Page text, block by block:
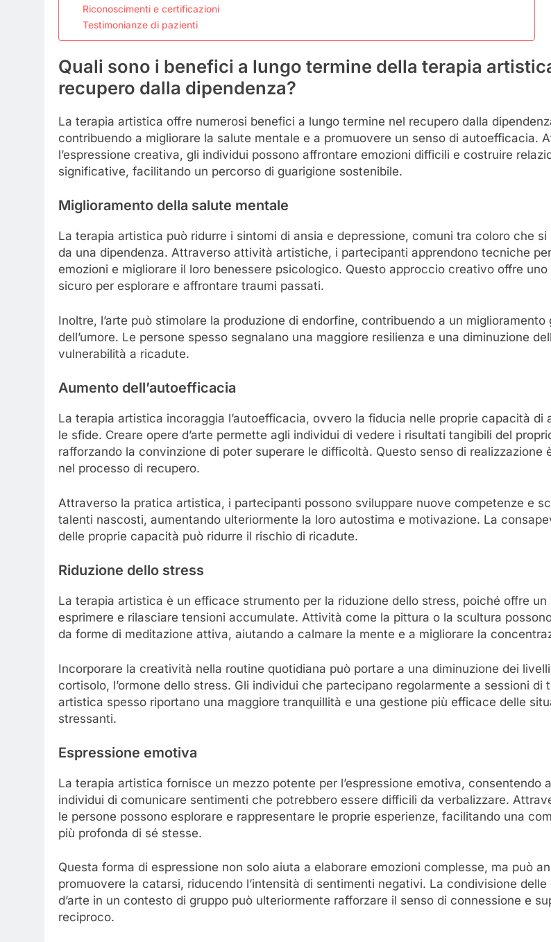
Riconoscimenti e certificazioni
Testimonianze di pazienti
Quali sono i benefici a lungo termine della terapia
recupero dalla dipendenza?
La terapia artistica offre numerosi benefici a lungo termine nel recupero dalla
contribuendo a migliorare la salute mentale e a promuovere un senso di autoefficacia.
l’espressione creativa, gli individui possono affrontare emozioni difficili e costruire
significative, facilitando un percorso di guarigione sostenibile.
Miglioramento della salute mentale
La terapia artistica può ridurre i sintomi di ansia e depressione, comuni tra coloro che si
da una dipendenza. Attraverso attività artistiche, i partecipanti apprendono tecniche
emozioni e migliorare il loro benessere psicologico. Questo approccio creativo offre uno
sicuro per esplorare e affrontare traumi passati.
Inoltre, l’arte può stimolare la produzione di endorfine, contribuendo a un miglioramento
dell’umore. Le persone spesso segnalano una maggiore resilienza e una diminuzione
vulnerabilità a ricadute.
Aumento dell’autoefficacia
La terapia artistica incoraggia l’autoefficacia, ovvero la fiducia nelle proprie capacità di
le sfide. Creare opere d’arte permette agli individui di vedere i risultati tangibili del
rafforzando la convinzione di poter superare le difficoltà. Questo senso di realizzazione
nel processo di recupero.
Attraverso la pratica artistica, i partecipanti possono sviluppare nuove competenze e
talenti nascosti, aumentando ulteriormente la loro autostima e motivazione. La
delle proprie capacità può ridurre il rischio di ricadute.
Riduzione dello stress
La terapia artistica è un efficace strumento per la riduzione dello stress, poiché offre un
esprimere e rilasciare tensioni accumulate. Attività come la pittura o la scultura
da forme di meditazione attiva, aiutando a calmare la mente e a migliorare la
Incorporare la creatività nella routine quotidiana può portare a una diminuzione dei
cortisolo, l’ormone dello stress. Gli individui che partecipano regolarmente a sessioni di
artistica spesso riportano una maggiore tranquillità e una gestione più efficace delle
stressanti.
Espressione emotiva
La terapia artistica fornisce un mezzo potente per l’espressione emotiva, consentendo
individui di comunicare sentimenti che potrebbero essere difficili da verbalizzare.
le persone possono esplorare e rappresentare le proprie esperienze, facilitando una
più profonda di sé stesse.
Questa forma di espressione non solo aiuta a elaborare emozioni complesse, ma può
promuovere la catarsi, riducendo l’intensità di sentimenti negativi. La condivisione delle
d’arte in un contesto di gruppo può ulteriormente rafforzare il senso di connessione e
reciproco.